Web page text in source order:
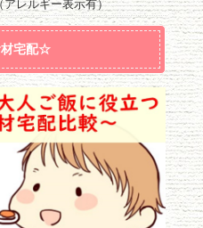
アレルギー表示有）
材宅配☆